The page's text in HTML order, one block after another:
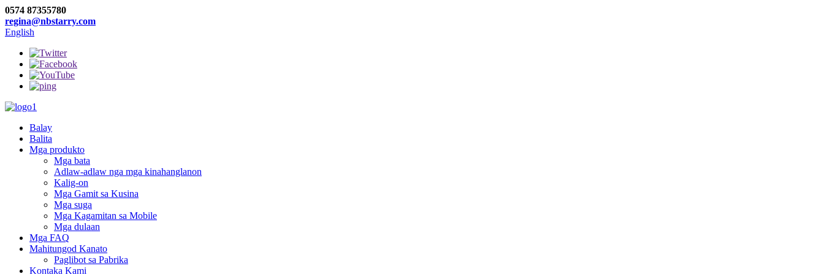
0574 87355780
regina@nbstarry.com
English
Balay
Balita
Mga produkto
Mga bata
Adlaw-adlaw nga mga kinahanglanon
Kalig-on
Mga Gamit sa Kusina
Mga suga
Mga Kagamitan sa Mobile
Mga dulaan
Mga FAQ
Mahitungod Kanato
Paglibot sa Pabrika
Kontaka Kami